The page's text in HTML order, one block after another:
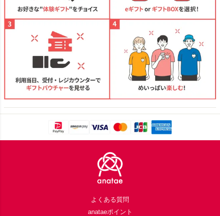
よくある質問
anataeポイント